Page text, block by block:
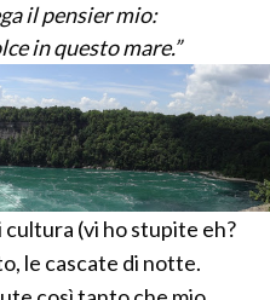
il pensier mio:
in questo mare.”
(vi ho stupite eh?
le cascate di notte.